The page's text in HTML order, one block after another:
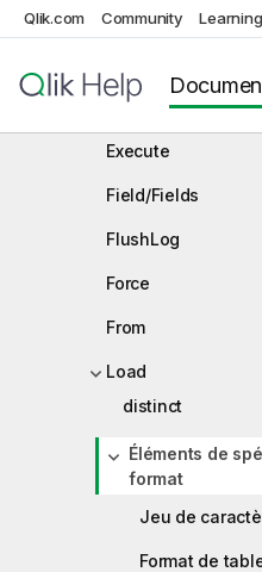
Qlik.com Community Learning
Disconnect
Drop table
Execute
Field/Fields
FlushLog
Force
From
Load
distinct
Éléments de
format
Jeu de
Format de